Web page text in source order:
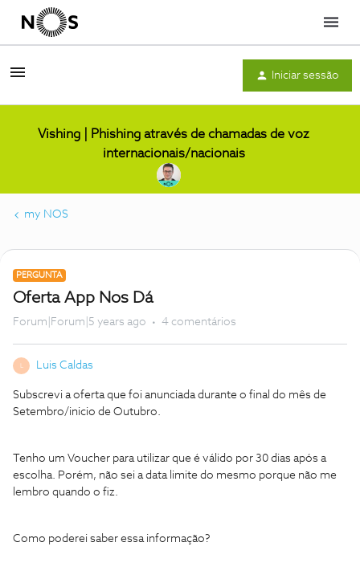
Menu
Iniciar sessão
Vishing | Phishing através de chamadas de voz
internacionais/nacionais
my NOS
PERGUNTA
Oferta App Nos Dá
Forum|Forum|5 years ago 4 comentários
Luis Caldas
Subscrevi a oferta que foi anunciada durante o final do mês de
Setembro/inicio de Outubro.
Tenho um Voucher para utilizar que é válido por 30 dias após a
escolha. Porém, não sei a data limite do mesmo porque não me
lembro quando o fiz.
Como poderei saber essa informação?